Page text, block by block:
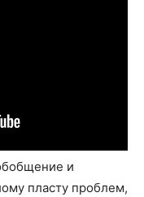
и
пласту проблем,